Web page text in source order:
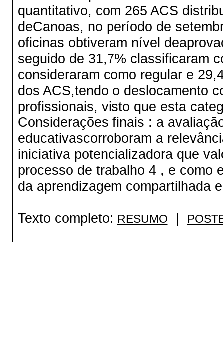
quantitativo, com 265 ACS
deCanoas, no período de
oficinas obtiveram nível
seguido de 31,7% classificaram
consideraram como regular e
dos ACS,tendo o deslocamento
profissionais, visto que esta
Considerações finais : a
educativascorroboram a
iniciativa potencializadora que
processo de trabalho 4 , e como
da aprendizagem compartilhada
Texto completo: RESUMO |